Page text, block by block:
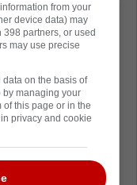
from your
device data) may
398 partners, or used
may use precise
on the basis of
by managing your
of this page or in the
privacy and cookie